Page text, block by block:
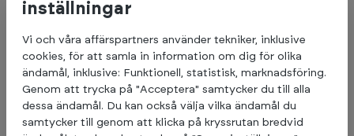
Vaiersett til Abilica Express multiapparat.
OBS! Endast till Abilica Express. Önskas vajer till annan
maskin så behöver ni skicka in ett serviceformulär via vår
kundtjänst.
inställningar
Vi och våra affärspartners använder tekniker, inklusive
cookies, för att samla in information om dig för olika
ändamål, inklusive: Funktionell, statistisk, marknadsföring.
Genom att trycka på "Acceptera" samtycker du till alla
dessa ändamål. Du kan också välja vilka ändamål du
samtycker till genom att klicka på kryssrutan bredvid